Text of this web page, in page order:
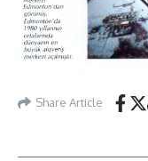
Share Article